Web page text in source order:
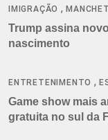
IMIGRAÇÃO ,
Trump assina
nascimento
ENTRETENIMENTO ,
Game show mais
gratuita no sul da